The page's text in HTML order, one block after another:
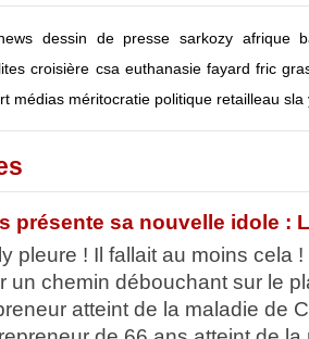
dessin de presse sarkozy afrique
croisière csa euthanasie fayard fric
médias méritocratie politique retailleau sla
présente sa nouvelle idole :
pleure ! Il fallait au moins cela !
un chemin débouchant sur le
atteint de la maladie de